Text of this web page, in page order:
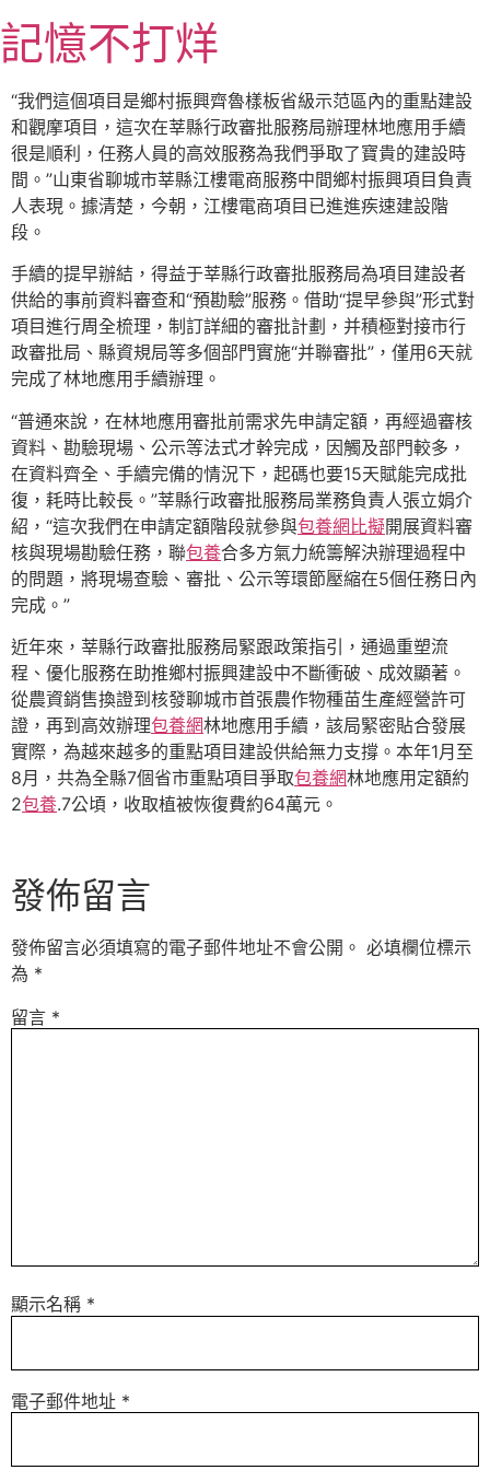
至
主
要
內
容
記憶不打烊
“我們這個項目是鄉村振興齊魯樣板省級示范區內的重點建設
和觀摩項目，這次在莘縣行政審批服務局辦理林地應用手續
很是順利，任務人員的高效服務為我們爭取了寶貴的建設時
間。”山東省聊城市莘縣江樓電商服務中間鄉村振興項目負責
人表現。據清楚，今朝，江樓電商項目已進進疾速建設階
段。
手續的提早辦結，得益于莘縣行政審批服務局為項目建設者
供給的事前資料審查和“預勘驗”服務。借助“提早參與”形式對
項目進行周全梳理，制訂詳細的審批計劃，并積極對接市行
政審批局、縣資規局等多個部門實施“并聯審批”，僅用6天就
完成了林地應用手續辦理。
“普通來說，在林地應用審批前需求先申請定額，再經過審核
資料、勘驗現場、公示等法式才幹完成，因觸及部門較多，
在資料齊全、手續完備的情況下，起碼也要15天賦能完成批
復，耗時比較長。”莘縣行政審批服務局業務負責人張立娟介
紹，“這次我們在申請定額階段就參與包養網比擬開展資料審
核與現場勘驗任務，聯包養合多方氣力統籌解決辦理過程中
的問題，將現場查驗、審批、公示等環節壓縮在5個任務日內
完成。”
近年來，莘縣行政審批服務局緊跟政策指引，通過重塑流
程、優化服務在助推鄉村振興建設中不斷衝破、成效顯著。
從農資銷售換證到核發聊城市首張農作物種苗生產經營許可
證，再到高效辦理包養網林地應用手續，該局緊密貼合發展
實際，為越來越多的重點項目建設供給無力支撐。本年1月至
8月，共為全縣7個省市重點項目爭取包養網林地應用定額約
2包養.7公頃，收取植被恢復費約64萬元。
發佈留言
發佈留言必須填寫的電子郵件地址不會公開。 必填欄位標示
為 *
留言 *
顯示名稱 *
電子郵件地址 *